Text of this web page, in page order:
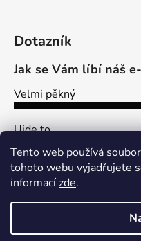
Tento web používá
tohoto webu vyjadřujete
informacízde.
Dotazník
Jak se Vám líbí náš
Velmi pěkný
Ujde to
Nelíbí se mi